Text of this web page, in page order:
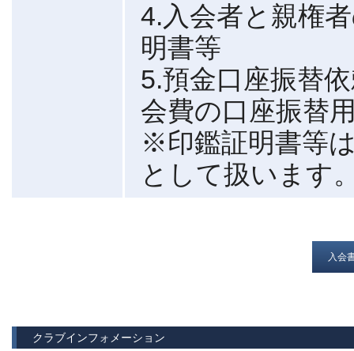
4.入会者と親権
明書等
5.預金口座振替
会費の口座振替
※印鑑証明書等
として扱います
入会
クラブインフォメーション